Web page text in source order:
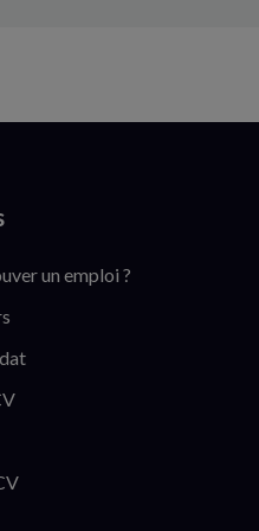
un emploi ?